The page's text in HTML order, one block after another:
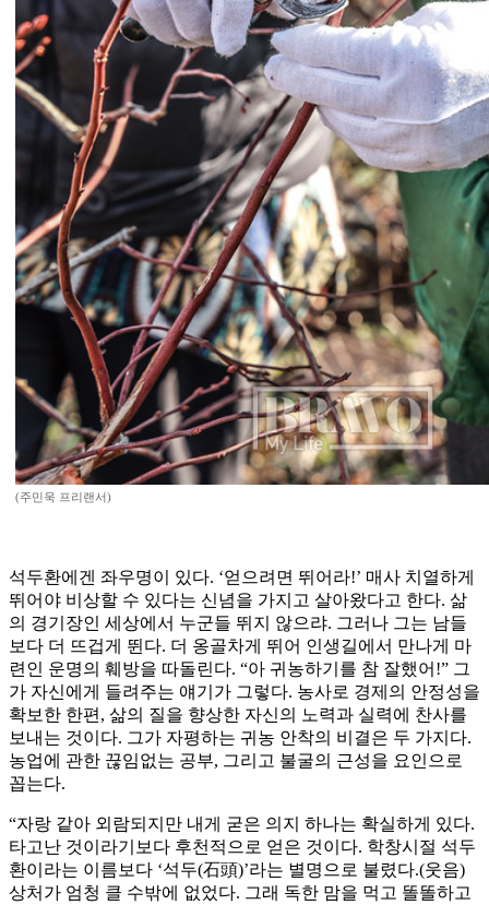
(주민욱 프리랜서)
석두환에겐 좌우명이 있다. ‘얻으려면 뛰어라!’ 매사 치열하게
뛰어야 비상할 수 있다는 신념을 가지고 살아왔다고 한다. 삶
의 경기장인 세상에서 누군들 뛰지 않으랴. 그러나 그는 남들
보다 더 뜨겁게 뛴다. 더 옹골차게 뛰어 인생길에서 만나게 마
련인 운명의 훼방을 따돌린다. “아 귀농하기를 참 잘했어!” 그
가 자신에게 들려주는 얘기가 그렇다. 농사로 경제의 안정성을
확보한 한편, 삶의 질을 향상한 자신의 노력과 실력에 찬사를
보내는 것이다. 그가 자평하는 귀농 안착의 비결은 두 가지다.
농업에 관한 끊임없는 공부, 그리고 불굴의 근성을 요인으로
꼽는다.
“자랑 같아 외람되지만 내게 굳은 의지 하나는 확실하게 있다.
타고난 것이라기보다 후천적으로 얻은 것이다. 학창시절 석두
환이라는 이름보다 ‘석두(石頭)’라는 별명으로 불렸다.(웃음)
상처가 엄청 클 수밖에 없었다. 그래 독한 맘을 먹고 똘똘하고